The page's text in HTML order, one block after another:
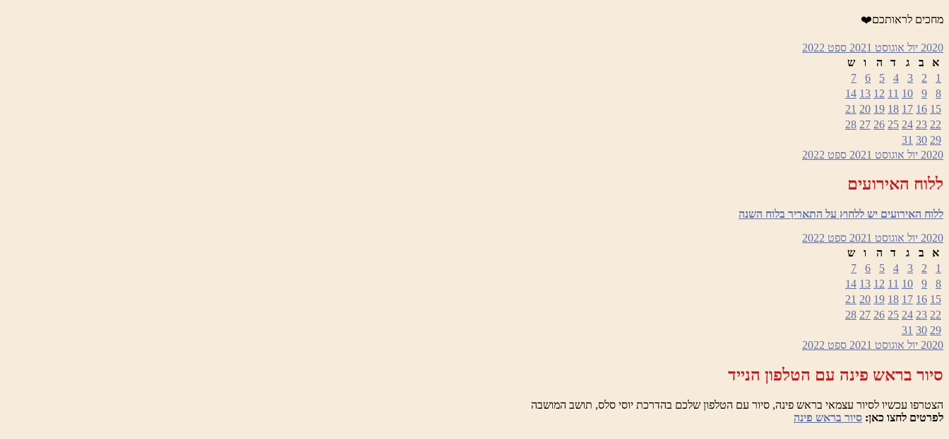
מחכים לראותכם❤️
2020 יול אוגוסט 2021 ספט 2022
א
ב ג ד ה ו
ש
1
2
3
4
5
6
7
8
9
10
11
12
13
14
15
16
17
18
19
20
21
22
23
24
25
26
27
28
29
30
31
2020 יול אוגוסט 2021 ספט 2022
ללוח האירועים
ללוח האירועים יש ללחוץ על התאריך בלוח השנה
2020 יול אוגוסט 2021 ספט 2022
א
ב ג ד ה ו
ש
1
2
3
4
5
6
7
8
9
10
11
12
13
14
15
16
17
18
19
20
21
22
23
24
25
26
27
28
29
30
31
2020 יול אוגוסט 2021 ספט 2022
סיור בראש פינה עם הטלפון הנייד
הצטרפו עכשיו לסיור עצמאי בראש פינה, סיור עם הטלפון שלכם בהדרכת יוסי סלס, תושב המושבה
לפרטים לחצו כאן: סיור בראש פינה